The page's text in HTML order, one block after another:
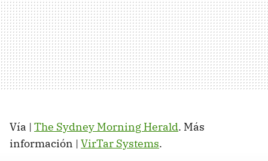
Vía | The Sydney Morning Herald. Más
información | VirTar Systems.